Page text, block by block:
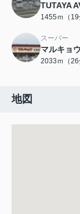
TUTAYA
1455ｍ（19
スーパー
マルキョ
2033ｍ（26
地図